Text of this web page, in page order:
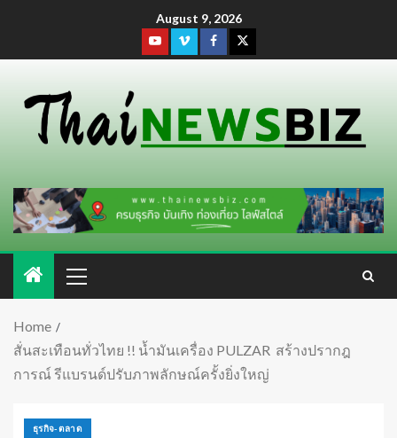
August 9, 2026
Home
สั่นสะเทือนทั่วไทย !! น้ำมันเครื่อง PULZAR สร้างปรากฎ
การณ์ รีแบรนด์ปรับภาพลักษณ์ครั้งยิ่งใหญ่
ธุรกิจ-ตลาด